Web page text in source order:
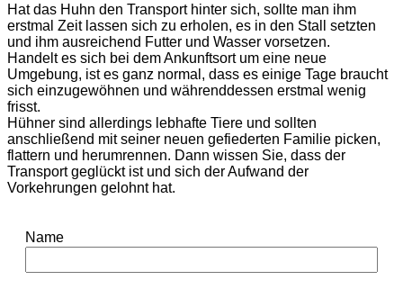
Hat das Huhn den Transport hinter sich, sollte man ihm
erstmal Zeit lassen sich zu erholen, es in den Stall setzten
und ihm ausreichend Futter und Wasser vorsetzen.
Handelt es sich bei dem Ankunftsort um eine neue
Umgebung, ist es ganz normal, dass es einige Tage braucht
sich einzugewöhnen und währenddessen erstmal wenig
frisst.
Hühner sind allerdings lebhafte Tiere und sollten
anschließend mit seiner neuen gefiederten Familie picken,
flattern und herumrennen. Dann wissen Sie, dass der
Transport geglückt ist und sich der Aufwand der
Vorkehrungen gelohnt hat.
Name